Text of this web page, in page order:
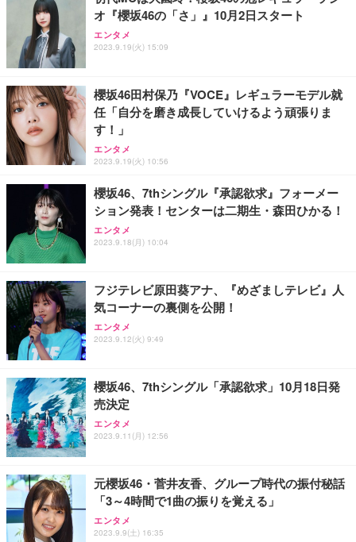
ANDWINT オフィスチェア デスクチェア 肘なし メ
ッシュ 通気性 ランバーサポート付き 腰サポート ガ
ス圧無段階昇降 360度回転 キャスター付き コンパク
【MiniLED/24.5inch/280Hz/FHD】GRAPHT THE S
HOOTER Gaming Monitor 24” Essential ゲーミン
グモニター QD 24.5インチ 1ms FHD 量子ドット 残
アイリスオーヤマ ペットシーツ 超厚型 お徳用 レギ
ュラー 200枚入【Amazon.co.jp限定】
オ『櫻坂46の「さ」』10月2日スタート
エンタメ
2023.9.19(火) 15:09
櫻坂46田村保乃『VOCE』レギュラーモデル就
任「自分を磨き成長していけるよう頑張りま
す！」
エンタメ
2023.9.19(火) 10:56
櫻坂46、7thシングル『承認欲求』フォーメー
ション発表！センターは二期生・森田ひかる！
エンタメ
2023.9.18(月) 10:04
フジテレビ原田葵アナ、『めざましテレビ』人
気コーナーの裏側を公開！
エンタメ
2023.9.12(火) 9:49
櫻坂46、7thシングル「承認欲求」10月18日発
売決定
エンタメ
2023.9.11(月) 12:56
元櫻坂46・菅井友香、グループ時代の振付秘話
「3～4時間で1曲の振りを覚える」
エンタメ
2023.9.9(土) 16:35